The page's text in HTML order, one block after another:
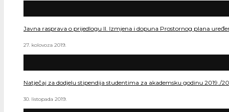
Javna rasprava o prijedlogu II. Izmjena i dopuna Prostornog plana
27. kolovoza 2019.
Natječaj za dodjelu stipendija studentima za akademsku godinu 2019./
30. listopada 2019.